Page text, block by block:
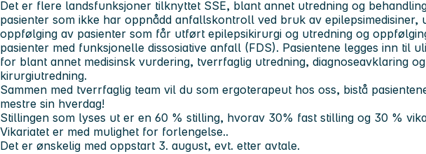
Det er flere landsfunksjoner tilknyttet SSE, blant annet utredning og
pasienter som ikke har oppnådd anfallskontroll ved bruk av epilepsimedisiner,
oppfølging av pasienter som får utført epilepsikirurgi og utredning og
pasienter med funksjonelle dissosiative anfall (FDS). Pasientene legges inn til
for blant annet medisinsk vurdering, tverrfaglig utredning, diagnoseavklaring og
kirurgiutredning.
Sammen med tverrfaglig team vil du som ergoterapeut hos oss, bistå
mestre sin hverdag!
Stillingen som lyses ut er en 60 % stilling, hvorav 30% fast stilling og 30 %
Vikariatet er med mulighet for forlengelse..
Det er ønskelig med oppstart 3. august, evt. etter avtale.